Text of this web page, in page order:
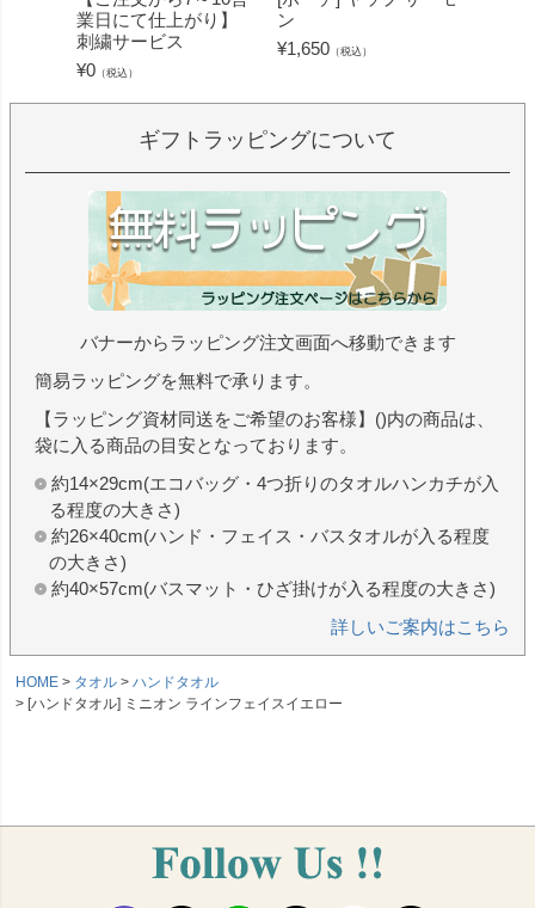
業日にて仕上がり】
刺繍サービス
¥0 （税込）
ン
¥1,650 （税込）
ギフトラッピングについて
バナーからラッピング注文画面へ移動できます
簡易ラッピングを無料で承ります。
【ラッピング資材同送をご希望のお客様】()内の商品は、
袋に入る商品の目安となっております。
約14×29cm(エコバッグ・4つ折りのタオルハンカチが入
る程度の大きさ)
約26×40cm(ハンド・フェイス・バスタオルが入る程度
の大きさ)
約40×57cm(バスマット・ひざ掛けが入る程度の大きさ)
詳しいご案内はこちら
HOME タオル
ハンドタオル
[ハンドタオル] ミニオン ラインフェイスイエロー